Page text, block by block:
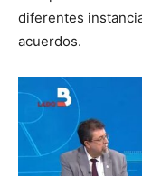
diferentes
acuerdos.